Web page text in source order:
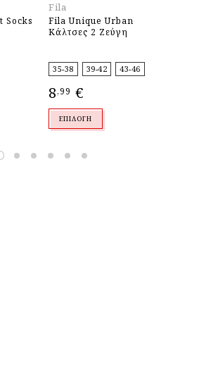
Socks
Fila
Fila Unique Urban
Κάλτσες 2 Ζεύγη
35-38 39-42 43-46
8,99 €
ΕΠΙΛΟΓΉ